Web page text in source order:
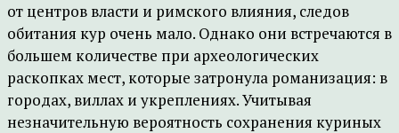
от центров власти и римского влияния, следов
обитания кур очень мало. Однако они встречаются в
большем количестве при археологических
раскопках мест, которые затронула романизация: в
городах, виллах и укреплениях. Учитывая
незначительную вероятность сохранения куриных